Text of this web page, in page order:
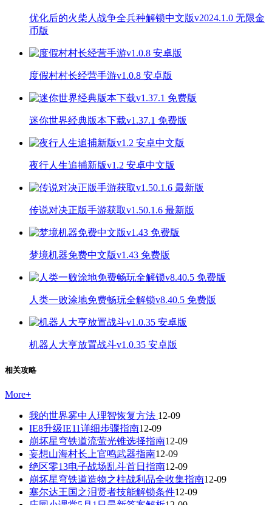
优化后的火柴人战争全兵种解锁中文版v2024.1.0 无限金
币版
度假村村长经营手游v1.0.8 安卓版
迷你世界经典版本下载v1.37.1 免费版
夜行人生追捕新版v1.2 安卓中文版
传说对决正版手游获取v1.50.1.6 最新版
梦境机器免费中文版v1.43 免费版
人类一败涂地免费畅玩全解锁v8.40.5 免费版
机器人大亨放置战斗v1.0.35 安卓版
相关攻略
More+
我的世界雾中人理智恢复方法 12-09
IE8升级IE11详细步骤指南12-09
崩坏星穹铁道流萤光锥选择指南12-09
妄想山海村长上官鸣武器指南12-09
绝区零13电子战场乱斗首日指南12-09
崩坏星穹铁道造物之柱战利品全收集指南12-09
塞尔达王国之泪贤者技能解锁条件12-09